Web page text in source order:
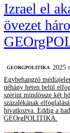
Izrael el
övezet
‎GEORGPOLITIKA 2025
Egybehangzó
néhány héten belül
szerint mindössze két
százalékának
hivatkozva. Eddig a
GEOrgPOLITIKA.